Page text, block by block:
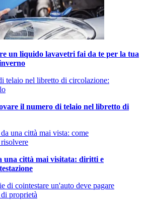
un liquido lavavetri fai da te per la tua
il numero di telaio nel libretto di
una città mai visitata: diritti e